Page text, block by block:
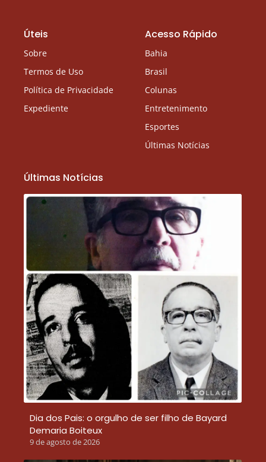
Úteis
Sobre
Termos de Uso
Política de Privacidade
Expediente
Acesso Rápido
Bahia
Brasil
Colunas
Entretenimento
Esportes
Últimas Notícias
Últimas Notícias
Dia dos Pais: o orgulho de ser filho de Bayard
Demaria Boiteux
9 de agosto de 2026